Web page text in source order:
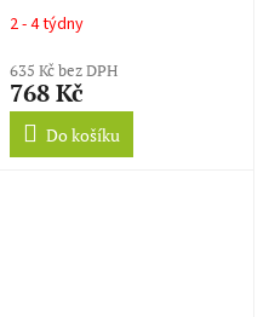
2 - 4 týdny
635 Kč bez DPH
768 Kč
Do košíku